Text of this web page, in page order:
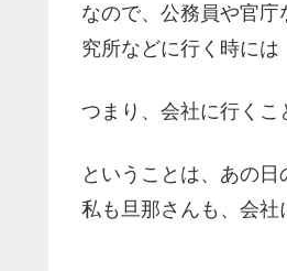
なので、公務員や官
究所などに行く時には
つまり、会社に行くこ
ということは、あの
私も旦那さんも、会社